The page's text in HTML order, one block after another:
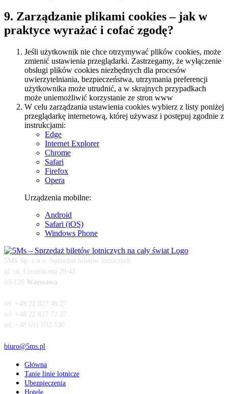
9. Zarządzanie plikami cookies – jak w
praktyce wyrażać i cofać zgodę?
Jeśli użytkownik nie chce otrzymywać plików cookies, może
zmienić ustawienia przeglądarki. Zastrzegamy, że wyłączenie
obsługi plików cookies niezbędnych dla procesów
uwierzytelniania, bezpieczeństwa, utrzymania preferencji
użytkownika może utrudnić, a w skrajnych przypadkach
może uniemożliwić korzystanie ze stron www
W celu zarządzania ustawienia cookies wybierz z listy poniżej
przeglądarkę internetową, której używasz i postępuj zgodnie z
instrukcjami:
Edge
Internet Explorer
Chrome
Safari
Firefox
Opera
Urządzenia mobilne:
Android
Safari (iOS)
Windows Phone
5MS Sp. z o.o. Sprzedaż biletów lotniczych
ul. ul. Ceramiczna 20/42
03-126 Warszawa
tel.
+48 22 827 48 27
tel.
+48 22 827 72 27
tel.
+48 691 032 530
biuro@5ms.pl
Główna
Tanie linie lotnicze
Ubezpieczenia
Hotele